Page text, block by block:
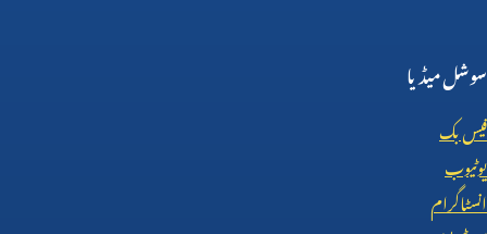
سوشل میڈیا
فیس بک
یوٹیوب
انسٹاگرام